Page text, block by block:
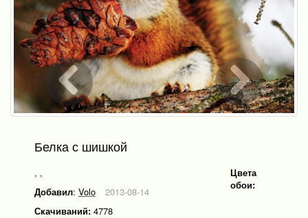
Белка с шишкой
, ,
Добавил: Volo
2013-08-14
Скачиваний: 4778
Цвета
обои: